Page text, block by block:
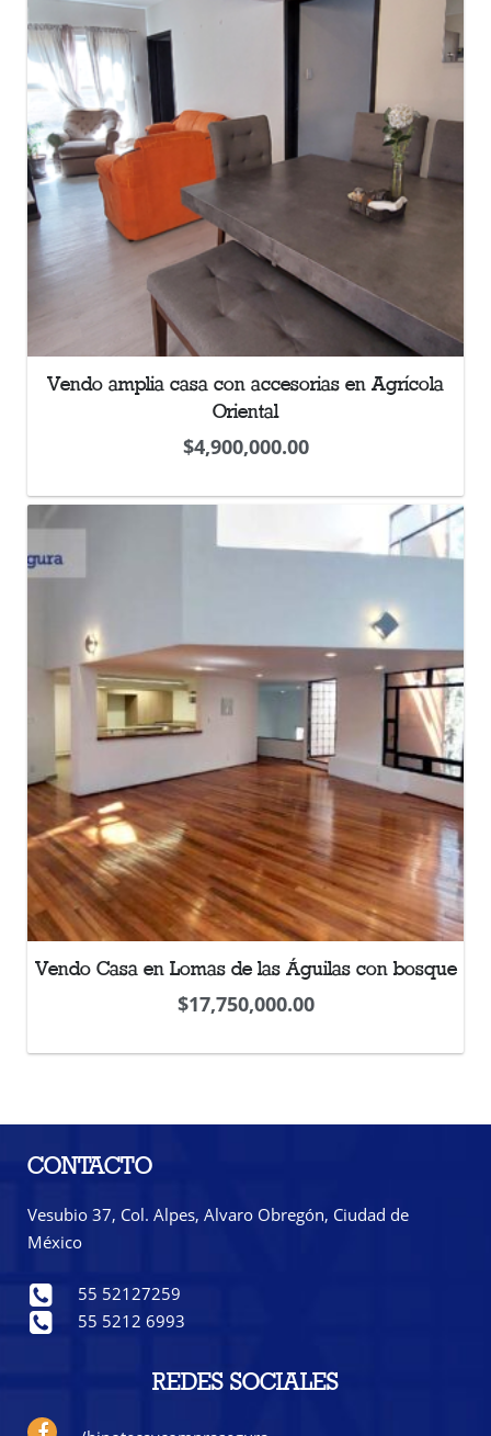
Vendo amplia casa con accesorias en Agrícola
Oriental
$4,900,000.00
Vendo Casa en Lomas de las Águilas con bosque
$17,750,000.00
CONTACTO
Vesubio 37, Col. Alpes, Alvaro Obregón, Ciudad de
México
55 52127259
55 5212 6993
REDES SOCIALES